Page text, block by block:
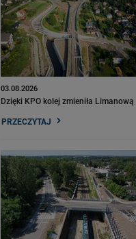
03.08.2026
Dzięki KPO kolej zmieniła Limanową
PRZECZYTAJ